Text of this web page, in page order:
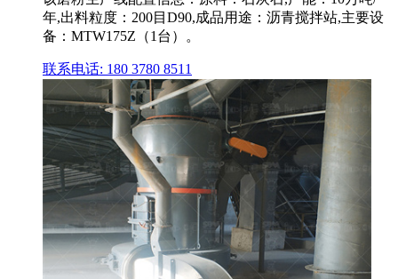
年,出料粒度：200目D90,成品用途：沥青搅拌站,主要设
备：MTW175Z（1台）。
联系电话: 180 3780 8511